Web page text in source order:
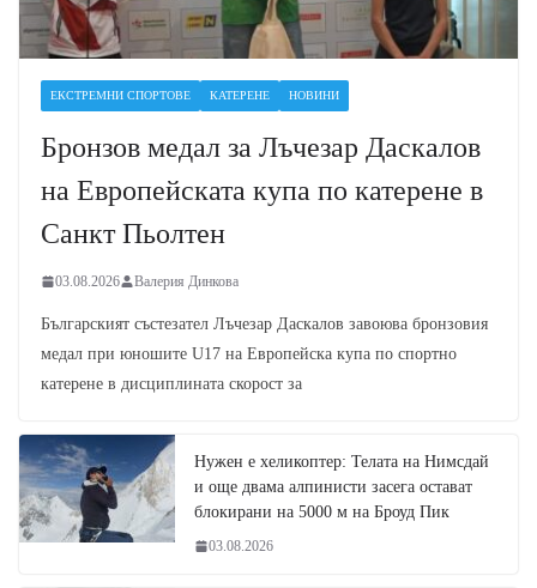
ЕКСТРЕМНИ СПОРТОВЕ КАТЕРЕНЕ НОВИНИ
Бронзов медал за Лъчезар Даскалов
на Европейската купа по катерене в
Санкт Пьолтен
03.08.2026 Валерия Динкова
Българският състезател Лъчезар Даскалов завоюва бронзовия
медал при юношите U17 на Европейска купа по спортно
катерене в дисциплината скорост за
Нужен е хеликоптер: Телата на Нимсдай
и още двама алпинисти засега остават
блокирани на 5000 м на Броуд Пик
03.08.2026